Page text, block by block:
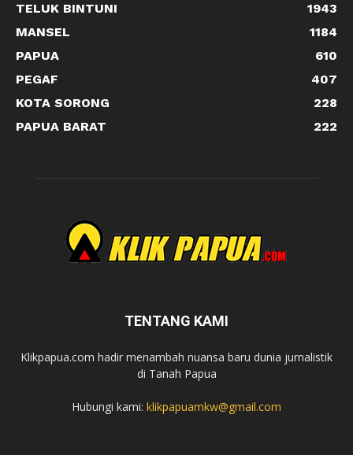
TELUK BINTUNI
1943
MANSEL
1184
PAPUA
610
PEGAF
407
KOTA SORONG
228
PAPUA BARAT
222
TENTANG KAMI
Klikpapua.com hadir menambah nuansa baru dunia jurnalistik
di Tanah Papua
Hubungi kami: klikpapuamkw@gmail.com